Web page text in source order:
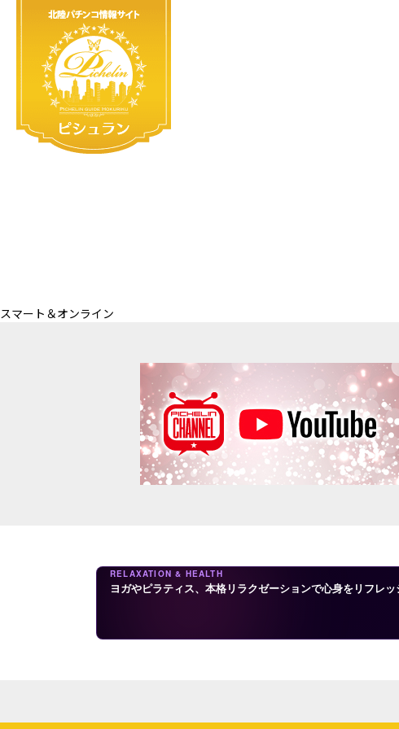
スマート＆オンライン
RELAXATION & HEALTH
ヨガやピラティス、本格リラクゼーションで心身をリフレッ